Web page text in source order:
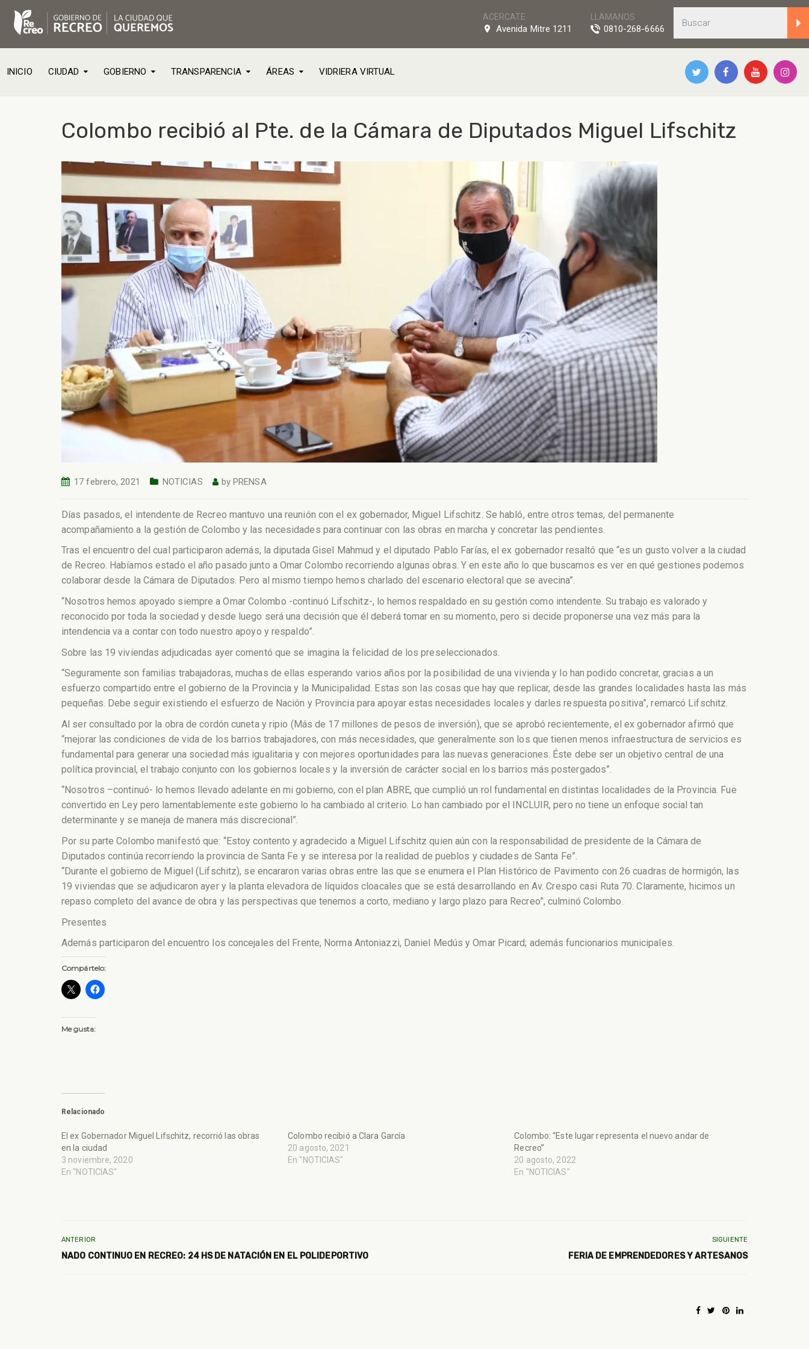
LLAMANOS
0810-268-6666
ACERCATE
Avenida Mitre 1211
INICIO CIUDAD GOBIERNO TRANSPARENCIA ÁREAS VIDRIERA VIRTUAL
Colombo recibió al Pte. de la Cámara de Diputados Miguel Lifschitz
17 febrero, 2021 NOTICIAS byPRENSA
Días pasados, el intendente de Recreo mantuvo una reunión con el ex gobernador, Miguel Lifschitz. Se habló, entre otros temas, del permanente
acompañamiento a la gestión de Colombo y las necesidades para continuar con las obras en marcha y concretar las pendientes.
Tras el encuentro del cual participaron además, la diputada Gisel Mahmud y el diputado Pablo Farías, el ex gobernador resaltó que “es un gusto volver a la ciudad
de Recreo. Habíamos estado el año pasado junto a Omar Colombo recorriendo algunas obras. Y en este año lo que buscamos es ver en qué gestiones podemos
colaborar desde la Cámara de Diputados. Pero al mismo tiempo hemos charlado del escenario electoral que se avecina”.
“Nosotros hemos apoyado siempre a Omar Colombo -continuó Lifschitz-, lo hemos respaldado en su gestión como intendente. Su trabajo es valorado y
reconocido por toda la sociedad y desde luego será una decisión que él deberá tomar en su momento, pero si decide proponerse una vez más para la
intendencia va a contar con todo nuestro apoyo y respaldo”.
Sobre las 19 viviendas adjudicadas ayer comentó que se imagina la felicidad de los preseleccionados.
“Seguramente son familias trabajadoras, muchas de ellas esperando varios años por la posibilidad de una vivienda y lo han podido concretar, gracias a un
esfuerzo compartido entre el gobierno de la Provincia y la Municipalidad. Estas son las cosas que hay que replicar, desde las grandes localidades hasta las más
pequeñas. Debe seguir existiendo el esfuerzo de Nación y Provincia para apoyar estas necesidades locales y darles respuesta positiva”, remarcó Lifschitz.
Al ser consultado por la obra de cordón cuneta y ripio (Más de 17 millones de pesos de inversión), que se aprobó recientemente, el ex gobernador afirmó que
“mejorar las condiciones de vida de los barrios trabajadores, con más necesidades, que generalmente son los que tienen menos infraestructura de servicios es
fundamental para generar una sociedad más igualitaria y con mejores oportunidades para las nuevas generaciones. Éste debe ser un objetivo central de una
política provincial, el trabajo conjunto con los gobiernos locales y la inversión de carácter social en los barrios más postergados”.
“Nosotros –continuó- lo hemos llevado adelante en mi gobierno, con el plan ABRE, que cumplió un rol fundamental en distintas localidades de la Provincia. Fue
convertido en Ley pero lamentablemente este gobierno lo ha cambiado al criterio. Lo han cambiado por el INCLUIR, pero no tiene un enfoque social tan
determinante y se maneja de manera más discrecional”.
Por su parte Colombo manifestó que: “Estoy contento y agradecido a Miguel Lifschitz quien aún con la responsabilidad de presidente de la Cámara de
Diputados continúa recorriendo la provincia de Santa Fe y se interesa por la realidad de pueblos y ciudades de Santa Fe”.
“Durante el gobierno de Miguel (Lifschitz), se encararon varias obras entre las que se enumera el Plan Histórico de Pavimento con 26 cuadras de hormigón, las
19 viviendas que se adjudicaron ayer y la planta elevadora de líquidos cloacales que se está desarrollando en Av. Crespo casi Ruta 70. Claramente, hicimos un
repaso completo del avance de obra y las perspectivas que tenemos a corto, mediano y largo plazo para Recreo”, culminó Colombo.
Presentes
Además participaron del encuentro los concejales del Frente, Norma Antoniazzi, Daniel Medús y Omar Picard; además funcionarios municipales.
Compártelo:
Me gusta:
Relacionado
El ex Gobernador Miguel Lifschitz, recorrió las obras
en la ciudad
3 noviembre, 2020
En "NOTICIAS"
Colombo recibió a Clara García
20 agosto, 2021
En "NOTICIAS"
Colombo: “Este lugar representa el nuevo andar de
Recreo”
20 agosto, 2022
En "NOTICIAS"
ANTERIOR
NADO CONTINUO EN RECREO: 24 HS DE NATACIÓN EN EL POLIDEPORTIVO
SIGUIENTE
FERIA DE EMPRENDEDORES Y ARTESANOS